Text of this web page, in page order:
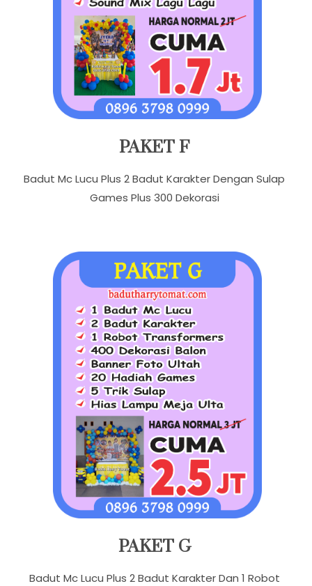
PAKET F
Badut Mc Lucu Plus 2 Badut Karakter Dengan Sulap
Games Plus 300 Dekorasi
PAKET G
Badut Mc Lucu Plus 2 Badut Karakter Dan 1 Robot